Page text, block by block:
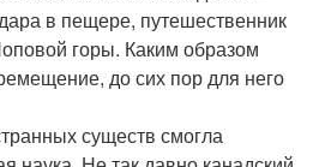
в пещере, путешественник
горы. Каким образом
до сих пор для него
существ смогла